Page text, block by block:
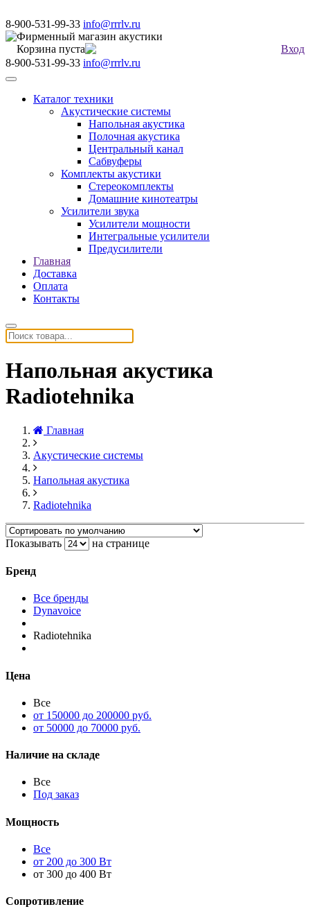
8-900-531-99-33 info@rrrlv.ru
Фирменный магазин акустики
Корзина пуста
Вход
8-900-531-99-33 info@rrrlv.ru
Меню
Каталог техники
Акустические системы
Напольная акустика
Полочная акустика
Центральный канал
Сабвуферы
Комплекты акустики
Стереокомплекты
Домашние кинотеатры
Усилители звука
Усилители мощности
Интегральные усилители
Предусилители
Главная
Доставка
Оплата
Контакты
Напольная акустика
Radiotehnika
Главная
Акустические системы
Напольная акустика
Radiotehnika
Показывать на странице
Бренд
Все бренды
Dynavoice
Radiotehnika
Цена
Все
от 150000 до 200000 руб.
от 50000 до 70000 руб.
Наличие на складе
Все
Под заказ
Мощность
Все
от 200 до 300 Вт
от 300 до 400 Вт
Сопротивление